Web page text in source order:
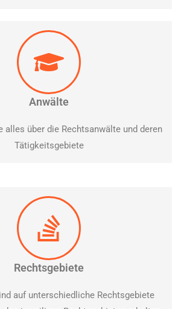
Anwälte
alles über die Rechtsanwälte und deren
Tätigkeitsgebiete
Rechtsgebiete
auf unterschiedliche Rechtsgebiete